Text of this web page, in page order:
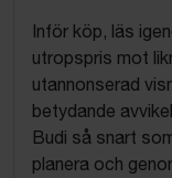
Inför köp, läs
utropspris mot
utannonserad
betydande
Budi så snart
planera och